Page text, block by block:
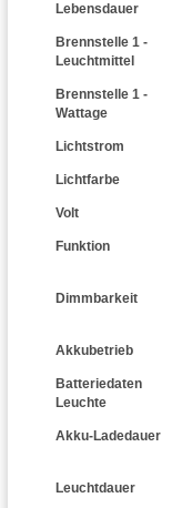
Lebensdauer
Brennstelle 1 -
Leuchtmittel
Brennstelle 1 -
Wattage
Lichtstrom
Lichtfarbe
Volt
Funktion
Dimmbarkeit
Akkubetrieb
Batteriedaten
Leuchte
Akku-Ladedauer
Leuchtdauer